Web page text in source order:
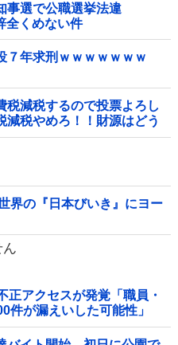
事選で公職選挙法違
全くめない件
７年求刑ｗｗｗｗｗｗｗ
税減税するので投票よろし
税やめろ！！財源はどう
界の『日本びいき』にヨー
ん
正アクセスが発覚「職員・
件が漏えいした可能性」